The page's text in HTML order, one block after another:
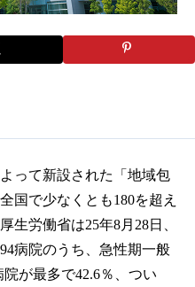
って新設された「地域包
国で少なくとも180を超え
生労働省は25年8月28日、
病院のうち、急性期一般
が最多で42.6％、つい